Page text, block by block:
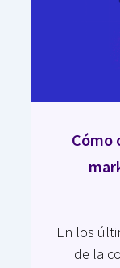
Cómo
En los
de la